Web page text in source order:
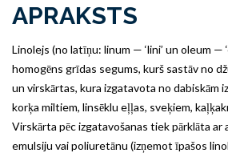
APRAKSTS
Linolejs (no latīņu: linum — ‘lini’ un oleum —
homogēns grīdas segums, kurš sastāv no
un virskārtas, kura izgatavota no dabiskām
korķa miltiem, linsēklu eļļas, sveķiem,
Virskārta pēc izgatavošanas tiek pārklāta ar
emulsiju vai poliuretānu (izņemot īpašos